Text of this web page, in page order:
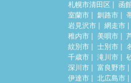
札幌市清田区
函
室蘭市
釧路市
岩見沢市
網走市
稚内市
美唄市
紋別市
士別市
千歳市
滝川市
深川市
富良野市
伊達市
北広島市